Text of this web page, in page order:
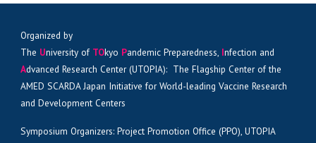
Organized by
The University of TOkyo Pandemic Preparedness, Infection and
Advanced Research Center (UTOPIA): The Flagship Center of the
AMED SCARDA Japan Initiative for World-leading Vaccine Research
and Development Centers
Symposium Organizers: Project Promotion Office (PPO), UTOPIA